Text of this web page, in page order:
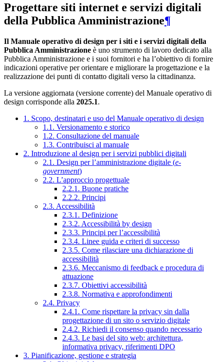
Progettare siti internet e servizi digitali
della Pubblica Amministrazione¶
Il Manuale operativo di design per i siti e i servizi digitali della
Pubblica Amministrazione è uno strumento di lavoro dedicato alla
Pubblica Amministrazione e i suoi fornitori e ha l’obiettivo di fornire
indicazioni operative per orientare e migliorare la progettazione e la
realizzazione dei punti di contatto digitali verso la cittadinanza.
La versione aggiornata (versione corrente) del Manuale operativo di
design corrisponde alla 2025.1.
1. Scopo, destinatari e uso del Manuale operativo di design
1.1. Versionamento e storico
1.2. Consultazione del manuale
1.3. Contribuisci al manuale
2. Introduzione al design per i servizi pubblici digitali
2.1. Design per l’amministrazione digitale (e-
government)
2.2. L’approccio progettuale
2.2.1. Buone pratiche
2.2.2. Principi
2.3. Accessibilità
2.3.1. Definizione
2.3.2. Accessibilità by design
2.3.3. Principi per l’accessibilità
2.3.4. Linee guida e criteri di successo
2.3.5. Come rilasciare una dichiarazione di
accessibilità
2.3.6. Meccanismo di feedback e procedura di
attuazione
2.3.7. Obiettivi accessibilità
2.3.8. Normativa e approfondimenti
2.4. Privacy
2.4.1. Come rispettare la privacy sin dalla
progettazione di un sito o servizio digitale
2.4.2. Richiedi il consenso quando necessario
2.4.3. Le basi del sito web: architettura,
informativa privacy, riferimenti DPO
3. Pianificazione, gestione e strategia